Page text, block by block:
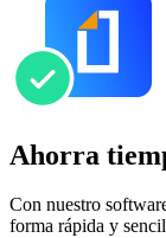
Ahorra
Con nuestro
forma rápida y